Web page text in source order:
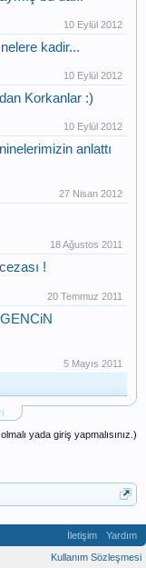
10 Eylül 2012
kadir...
10 Eylül 2012
Korkanlar :)
10 Eylül 2012
anlattı
27 Nisan 2012
18 Ağustos 2011
!
20 Temmuz 2011
5 Mayıs 2011
yada giriş yapmalısınız.)
İletişim
Yardım
Kullanım Sözleşmesi